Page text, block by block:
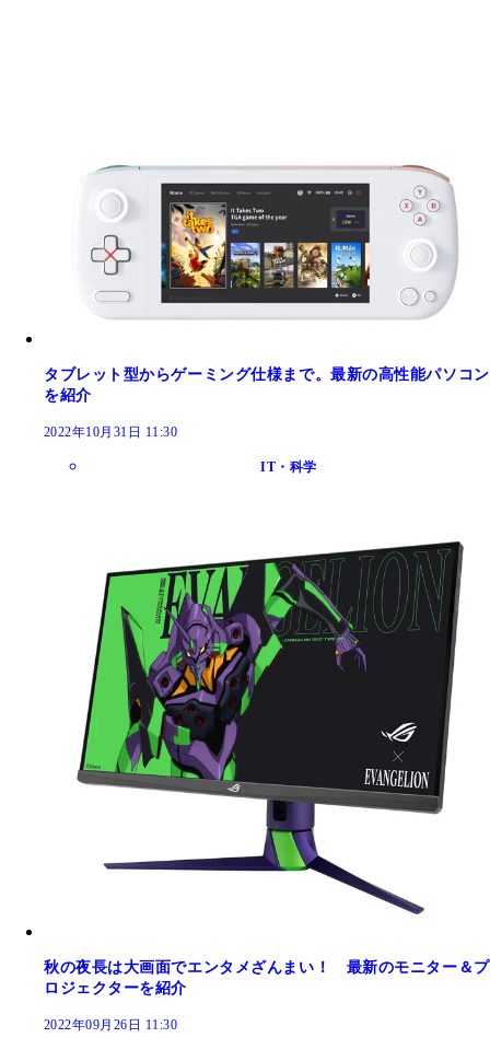
タブレット型からゲーミング仕様まで。最新の高性能パソコン
を紹介
2022年10月31日 11:30
IT・科学
秋の夜長は大画面でエンタメざんまい！ 最新のモニター＆プ
ロジェクターを紹介
2022年09月26日 11:30